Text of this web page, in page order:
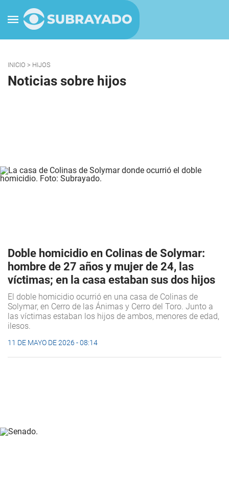
INICIO > HIJOS
Noticias sobre hijos
Doble homicidio en Colinas de Solymar:
hombre de 27 años y mujer de 24, las
víctimas; en la casa estaban sus dos hijos
El doble homicidio ocurrió en una casa de Colinas de
Solymar, en Cerro de las Ánimas y Cerro del Toro. Junto a
las víctimas estaban los hijos de ambos, menores de edad,
ilesos.
11 DE MAYO DE 2026 - 08:14